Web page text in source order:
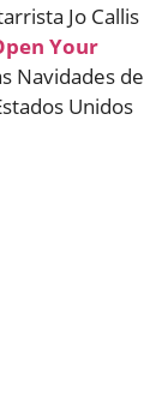
Jo Callis
Your
Navidades de
Unidos